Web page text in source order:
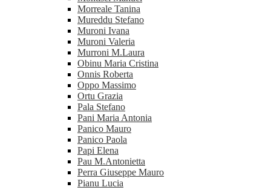
Morreale Tanina
Mureddu Stefano
Muroni Ivana
Muroni Valeria
Murroni M.Laura
Obinu Maria Cristina
Onnis Roberta
Oppo Massimo
Ortu Grazia
Pala Stefano
Pani Maria Antonia
Panico Mauro
Panico Paola
Papi Elena
Pau M.Antonietta
Perra Giuseppe Mauro
Pianu Lucia